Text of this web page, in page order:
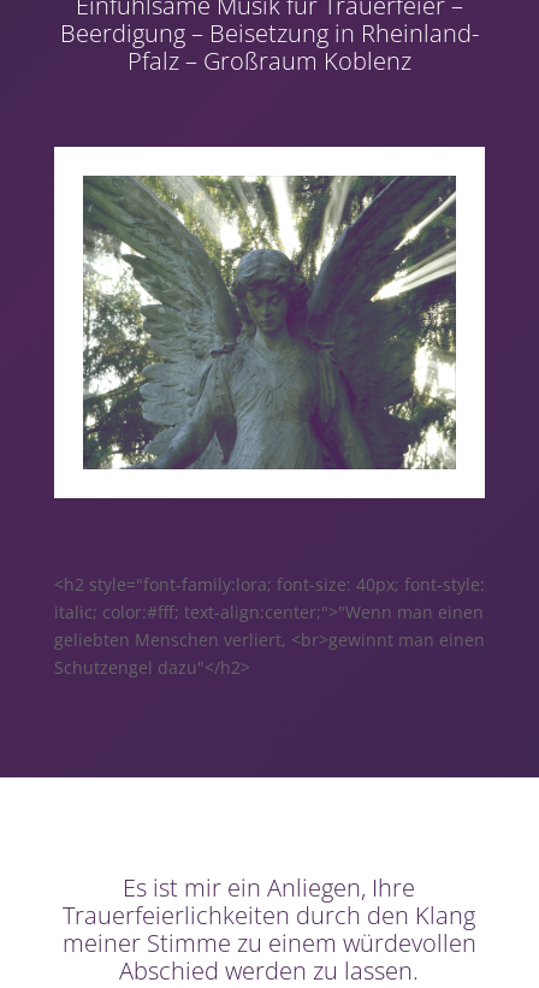
Beerdigung – Beisetzung in Rheinland-
Pfalz – Großraum Koblenz
<h2 style="font-family:lora; font-size: 40px; font-style:
italic; color:#fff; text-align:center;">"Wenn man einen
geliebten Menschen verliert, <br>gewinnt man einen
Schutzengel dazu"</h2>
Es ist mir ein Anliegen, Ihre
Trauerfeierlichkeiten durch den Klang
meiner Stimme zu einem würdevollen
Abschied werden zu lassen.